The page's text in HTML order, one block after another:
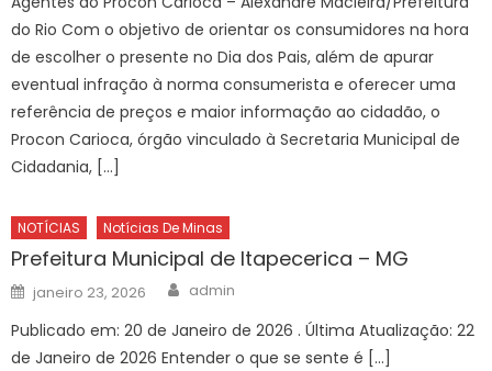
do Rio Com o objetivo de orientar os consumidores na hora
de escolher o presente no Dia dos Pais, além de apurar
eventual infração à norma consumerista e oferecer uma
referência de preços e maior informação ao cidadão, o
Procon Carioca, órgão vinculado à Secretaria Municipal de
Cidadania, […]
NOTÍCIAS Notícias De Minas
Prefeitura Municipal de Itapecerica – MG
Posted
on
janeiro 23, 2026 Author
admin
Publicado em: 20 de Janeiro de 2026 . Última Atualização: 22
de Janeiro de 2026 Entender o que se sente é […]